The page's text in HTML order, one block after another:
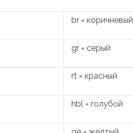
br = коричневый
gr = серый
rt = красный
hbl = голубой